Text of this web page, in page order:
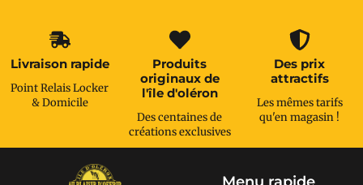
Livraison rapide
Point Relais Locker
& Domicile
Produits
originaux de
l'île d'oléron
Des centaines de
créations exclusives
Des prix
attractifs
Les mêmes tarifs
qu'en magasin !